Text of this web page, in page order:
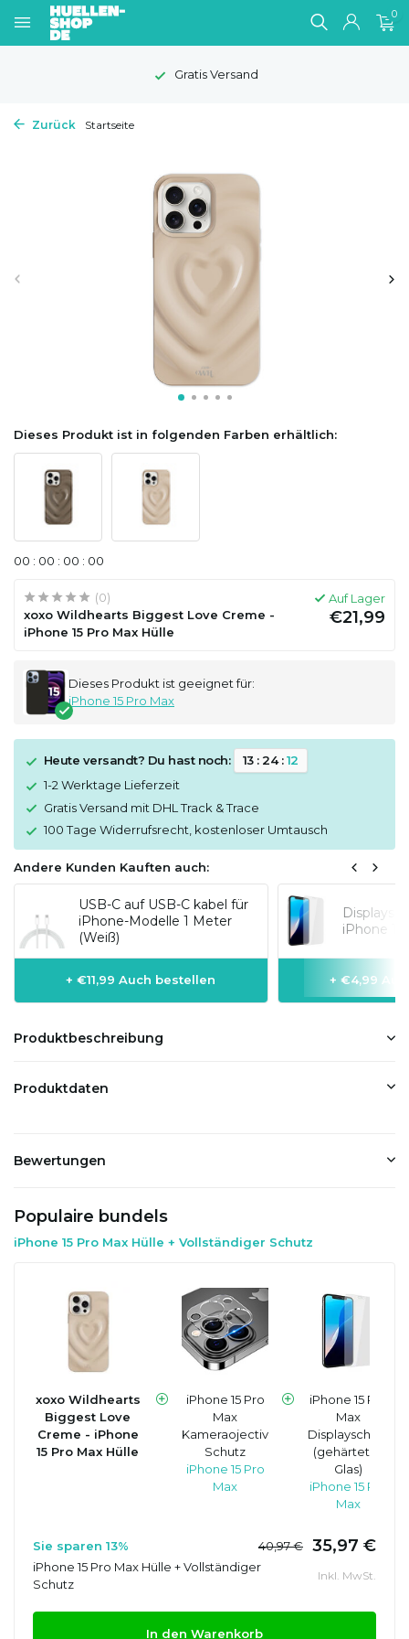
0
Gratis Versand
Zurück Startseite
Dieses Produkt ist in folgenden Farben erhältlich:
00 : 00 : 00 : 00
(0)
xoxo Wildhearts Biggest Love Creme -
iPhone 15 Pro Max Hülle
Auf Lager
€21,99
Dieses Produkt ist geeignet für:
iPhone 15 Pro Max
Heute versandt? Du hast noch: 13 :24:11
1-2 Werktage Lieferzeit
Gratis Versand mit DHL Track & Trace
100 Tage Widerrufsrecht, kostenloser Umtausch
Andere Kunden Kauften auch:
USB-C auf USB-C kabel für
iPhone-Modelle 1 Meter
(Weiß)
+ €11,99 Auch bestellen
iPhone 15
+ €4,99
Produktbeschreibung
Produktdaten
Bewertungen
Populaire bundels
iPhone 15 Pro Max Hülle + Vollständiger Schutz
xoxo Wildhearts
Biggest Love
Creme - iPhone
15 Pro Max Hülle
iPhone 15 Pro
Max
Kameraojectiv
Schutz
iPhone 15 Pro
Max
iPhone 15 Pro
Max
Displayschutz
(gehärtetes
Glas)
iPhone 15 Pro
Max
Sie sparen 13% 40,97 € 35,97 €
iPhone 15 Pro Max Hülle + Vollständiger
Schutz
Inkl. MwSt.
In den Warenkorb